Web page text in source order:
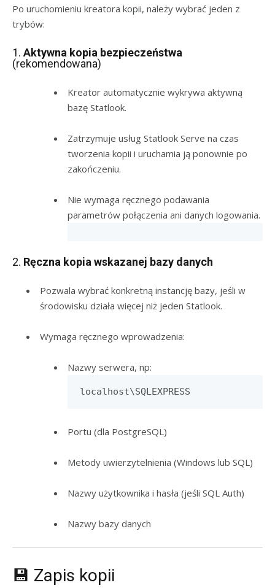
Po uruchomieniu kreatora kopii, należy wybrać jeden z
trybów:
1. Aktywna kopia bezpieczeństwa
(rekomendowana)
Kreator automatycznie wykrywa aktywną
bazę Statlook.
Zatrzymuje usług Statlook Serve na czas
tworzenia kopii i uruchamia ją ponownie po
zakończeniu.
Nie wymaga ręcznego podawania
parametrów połączenia ani danych logowania.
2. Ręczna kopia wskazanej bazy danych
Pozwala wybrać konkretną instancję bazy, jeśli w
środowisku działa więcej niż jeden Statlook.
Wymaga ręcznego wprowadzenia:
Nazwy serwera, np:
localhost\SQLEXPRESS
Portu (dla PostgreSQL)
Metody uwierzytelnienia (Windows lub SQL)
Nazwy użytkownika i hasła (jeśli SQL Auth)
Nazwy bazy danych
💾 Zapis kopii